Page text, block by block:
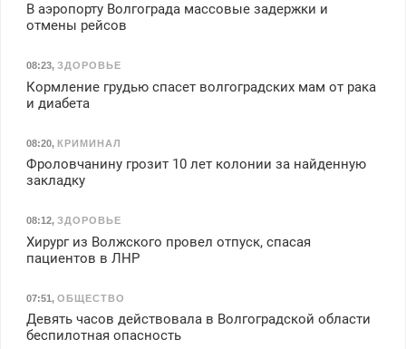
В аэропорту Волгограда массовые задержки и
отмены рейсов
08:23, ЗДОРОВЬЕ
Кормление грудью спасет волгоградских мам от рака
и диабета
08:20, КРИМИНАЛ
Фроловчанину грозит 10 лет колонии за найденную
закладку
08:12, ЗДОРОВЬЕ
Хирург из Волжского провел отпуск, спасая
пациентов в ЛНР
07:51, ОБЩЕСТВО
Девять часов действовала в Волгоградской области
беспилотная опасность